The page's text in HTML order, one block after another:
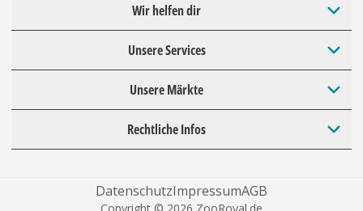
Wir helfen dir
Unsere Services
Unsere Märkte
Rechtliche Infos
DatenschutzImpressumAGB
Copyright © 2026 ZooRoyal.de